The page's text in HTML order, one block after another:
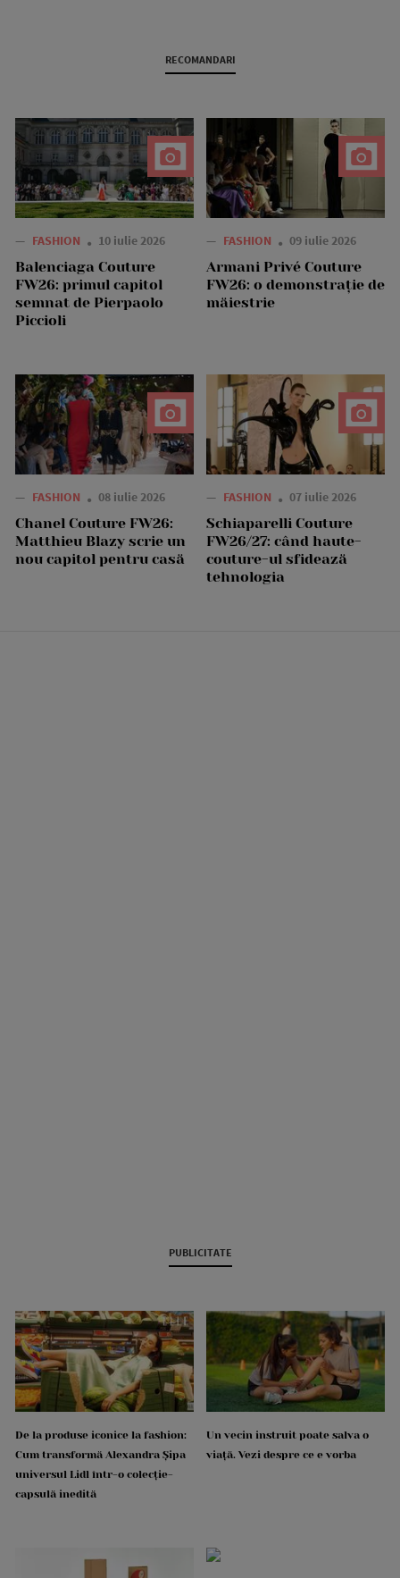
RECOMANDARI
— FASHION 10 iulie 2026
Balenciaga Couture
FW26: primul capitol
semnat de Pierpaolo
Piccioli
— FASHION 09 iulie 2026
Armani Privé Couture
FW26: o demonstrație de
măiestrie
— FASHION 08 iulie 2026
Chanel Couture FW26:
Matthieu Blazy scrie un
nou capitol pentru casă
— FASHION 07 iulie 2026
Schiaparelli Couture
FW26/27: când haute-
couture-ul sfidează
tehnologia
PUBLICITATE
De la produse iconice la fashion:
Cum transformă Alexandra Șipa
universul Lidl într-o colecție-
capsulă inedită
Un vecin instruit poate salva o
viață. Vezi despre ce e vorba